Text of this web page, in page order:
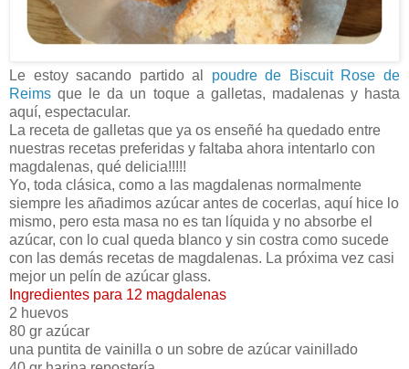
Le estoy sacando partido al poudre de Biscuit Rose de
Reims que le da un toque a galletas, madalenas y hasta
aquí, espectacular.
La receta de galletas que ya os enseñé ha quedado entre
nuestras recetas preferidas y faltaba ahora intentarlo con
magdalenas, qué delicia!!!!!
Yo, toda clásica, como a las magdalenas normalmente
siempre les añadimos azúcar antes de cocerlas, aquí hice lo
mismo, pero esta masa no es tan líquida y no absorbe el
azúcar, con lo cual queda blanco y sin costra como sucede
con las demás recetas de magdalenas. La próxima vez casi
mejor un pelín de azúcar glass.
Ingredientes para 12 magdalenas
2 huevos
80 gr azúcar
una puntita de vainilla o un sobre de azúcar vainillado